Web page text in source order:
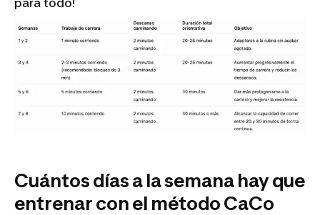
para todo!
Cuántos días a la semana hay que
entrenar con el método CaCo